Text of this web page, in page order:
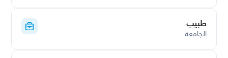
طبيب
الجامعة